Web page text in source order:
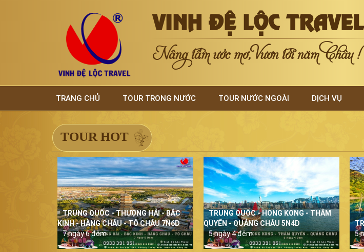
VINH ĐỆ LỘC TRAVEL
Nâng tầm ước mơ, Vươn tới năm Châu !
TRANG CHỦ TOUR TRONG NƯỚC TOUR NƯỚC NGOÀI DỊCH VỤ
TOUR HOT
TRUNG QUỐC - THƯỢNG HẢI - BẮC
KINH - HÀNG CHÂU - TÔ CHÂU 7N6D
7 ngày 6 đêm
TRUNG QUỐC - HONG KONG - THÂM
QUYẾN - QUẢNG CHÂU 5N4D
5 ngày 4 đêm
5